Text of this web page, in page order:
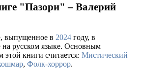
"Пазори" – Валерий
выпущенное в 2024 году, в
на русском языке. Основным
книги считается: Мистический
, Фолк-хоррор.